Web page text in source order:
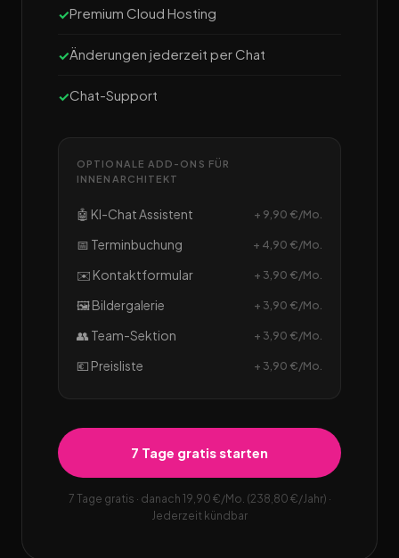
Premium Cloud Hosting
Änderungen jederzeit per Chat
Chat-Support
OPTIONALE ADD-ONS FÜR
INNENARCHITEKT
🤖 KI-Chat Assistent + 9,90 €/Mo.
📅 Terminbuchung + 4,90 €/Mo.
✉️ Kontaktformular + 3,90 €/Mo.
🖼️ Bildergalerie + 3,90 €/Mo.
👥 Team-Sektion + 3,90 €/Mo.
💶 Preisliste + 3,90 €/Mo.
7 Tage gratis starten
7 Tage gratis · danach 19,90 €/Mo. (238,80 €/Jahr) ·
Jederzeit kündbar